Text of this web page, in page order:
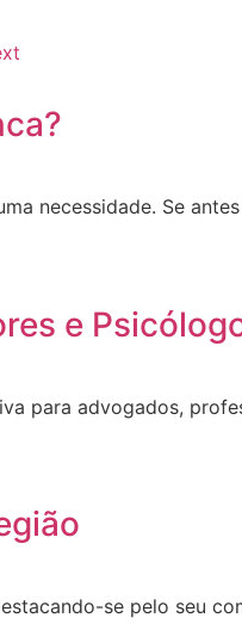
necessidade. Se
e
para advogados,
se pelo seu